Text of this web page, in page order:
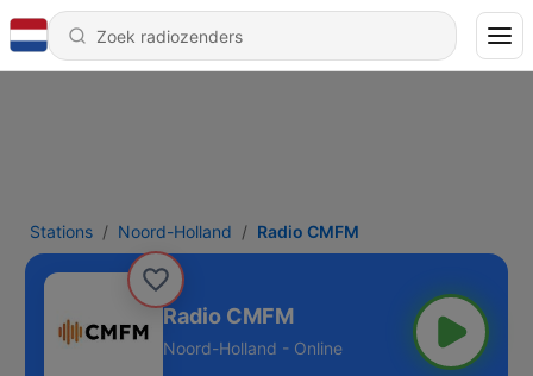
Stations Noord-Holland Radio CMFM
Radio CMFM
Noord-Holland - Online